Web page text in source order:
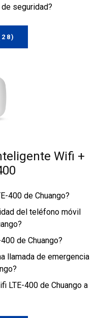
seguridad?
Wifi +
400 de Chuango?
del teléfono móvil
de Chuango?
llamada de emergencia
LTE-400 de Chuango a